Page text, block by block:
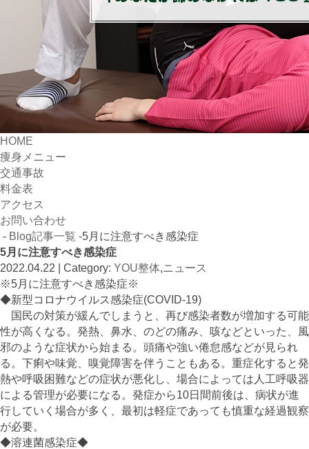
HOME
痩身メニュー
交通事故
料金表
アクセス
お問い合わせ
- Blog記事一覧 -5月に注意すべき感染症
5月に注意すべき感染症
2022.04.22 | Category: YOU整体,ニュース
※5月に注意すべき感染症※
◆新型コロナウイルス感染症(COVID-19)
国民の対策が緩んでしまうと、再び感染者数が増加する可能
性が高くなる。発熱、鼻水、のどの痛み、咳などといった、風
邪のような症状から始まる。頭痛や強い倦怠感などが見られ
る。下痢や味覚、嗅覚障害を伴うこともある。重症化すると発
熱や呼吸困難などの症状が悪化し、場合によっては人工呼吸器
による管理が必要になる。発症から10日間前後は、病状が進
行していく場合が多く、最初は軽症であっても慎重な経過観察
が必要。
◆溶連菌感染症◆